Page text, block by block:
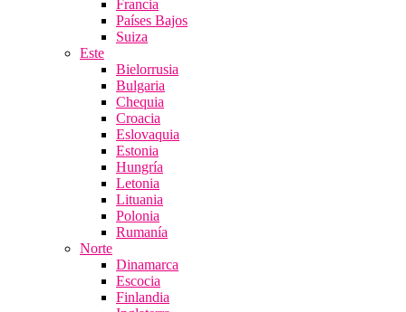
Francia
Países Bajos
Suiza
Este
Bielorrusia
Bulgaria
Chequia
Croacia
Eslovaquia
Estonia
Hungría
Letonia
Lituania
Polonia
Rumanía
Norte
Dinamarca
Escocia
Finlandia